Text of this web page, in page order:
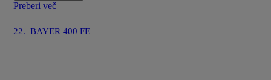
Preberi več
22. BAYER 400 FE